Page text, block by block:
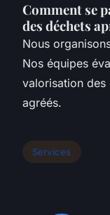
Comment se
des déchets
Nous
Nos équipes
valorisation des
agréés.
Services